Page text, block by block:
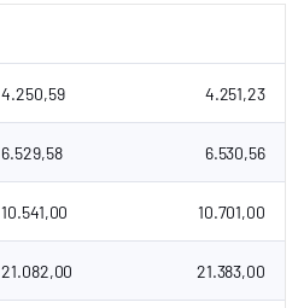
4.250,59 4.251,23
6.529,58 6.530,56
10.541,00 10.701,00
21.082,00 21.383,00